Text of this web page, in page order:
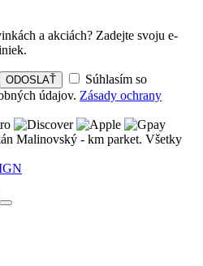
a akciách? Zadejte svoju e-
ODOSLAŤ
Súhlasím so
údajov. Zásady ochrany
Malinovský - km parket. Všetky